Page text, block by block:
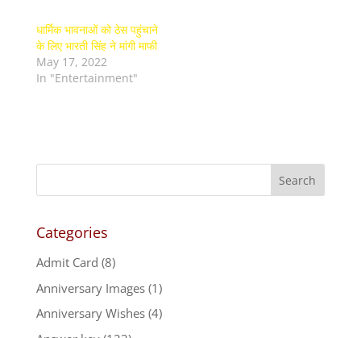
धार्मिक भावनाओं को ठेस पहुंचाने
के लिए भारती सिंह ने मांगी माफी
May 17, 2022
In "Entertainment"
Categories
Admit Card (8)
Anniversary Images(1)
Anniversary Wishes(4)